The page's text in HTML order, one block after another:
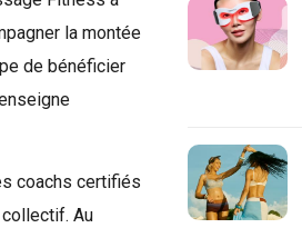
la montée
de bénéficier
coachs certifiés
Au